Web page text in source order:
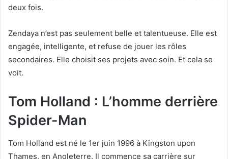
deux fois.
Zendaya n’est pas seulement belle et talentueuse. Elle est
engagée, intelligente, et refuse de jouer les rôles
secondaires. Elle choisit ses projets avec soin. Et cela se
voit.
Tom Holland : L’homme derrière
Spider-Man
Tom Holland est né le 1er juin 1996 à Kingston upon
Thames, en Angleterre. Il commence sa carrière sur